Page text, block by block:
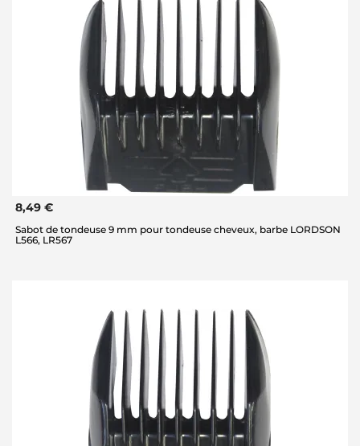
8,49 €
Sabot de tondeuse 9 mm pour tondeuse cheveux, barbe LORDSON
L566, LR567